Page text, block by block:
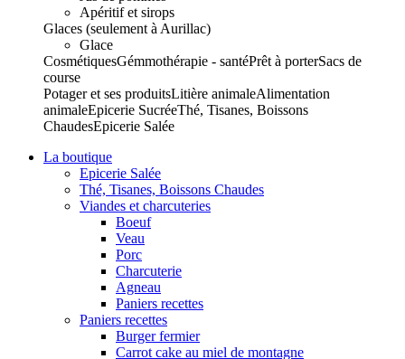
Apéritif et sirops
Glaces (seulement à Aurillac)
Glace
CosmétiquesGémmothérapie - santéPrêt à porterSacs de
course
Potager et ses produitsLitière animaleAlimentation
animaleEpicerie SucréeThé, Tisanes, Boissons
ChaudesEpicerie Salée
La boutique
Epicerie Salée
Thé, Tisanes, Boissons Chaudes
Viandes et charcuteries
Boeuf
Veau
Porc
Charcuterie
Agneau
Paniers recettes
Paniers recettes
Burger fermier
Carrot cake au miel de montagne